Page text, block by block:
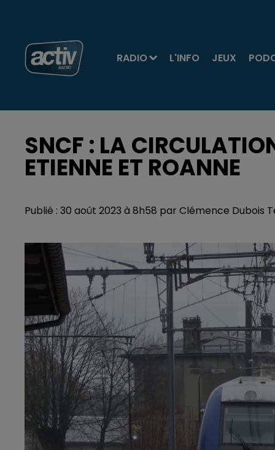
RADIO L'INFO JEUX
SNCF : LA
ETIENNE ET ROANNE
Publié : 30 août 2023 à 8h58 par Clémence Dubois